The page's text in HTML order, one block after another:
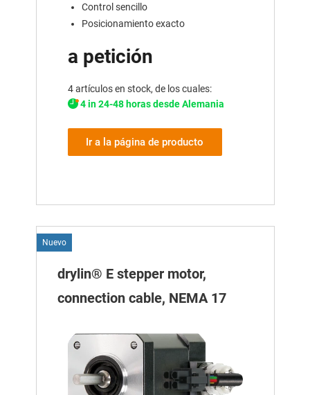
Control sencillo
Posicionamiento exacto
a petición
4 artículos en stock, de los cuales:
4 in 24-48 horas desde Alemania
Ir a la página de producto
Nuevo
drylin® E stepper motor,
connection cable, NEMA 17